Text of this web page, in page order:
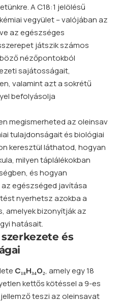
A C18:1 jelölésű
vegyület – valójában az
az egészséges
játszik számos
nézőpontokból
sajátosságait,
valamint azt a sokrétű
befolyásolja
megismerheted az oleinsav
tulajdonságait és biológiai
keresztül láthatod, hogyan
milyen táplálékokban
és hogyan
egészséged javítása
nyerhetsz azokba a
amelyek bizonyítják az
hatásait.
és
C₁₈H₃₄O₂, amely egy 18
kettős kötéssel a 9-es
teszi az oleinsavat